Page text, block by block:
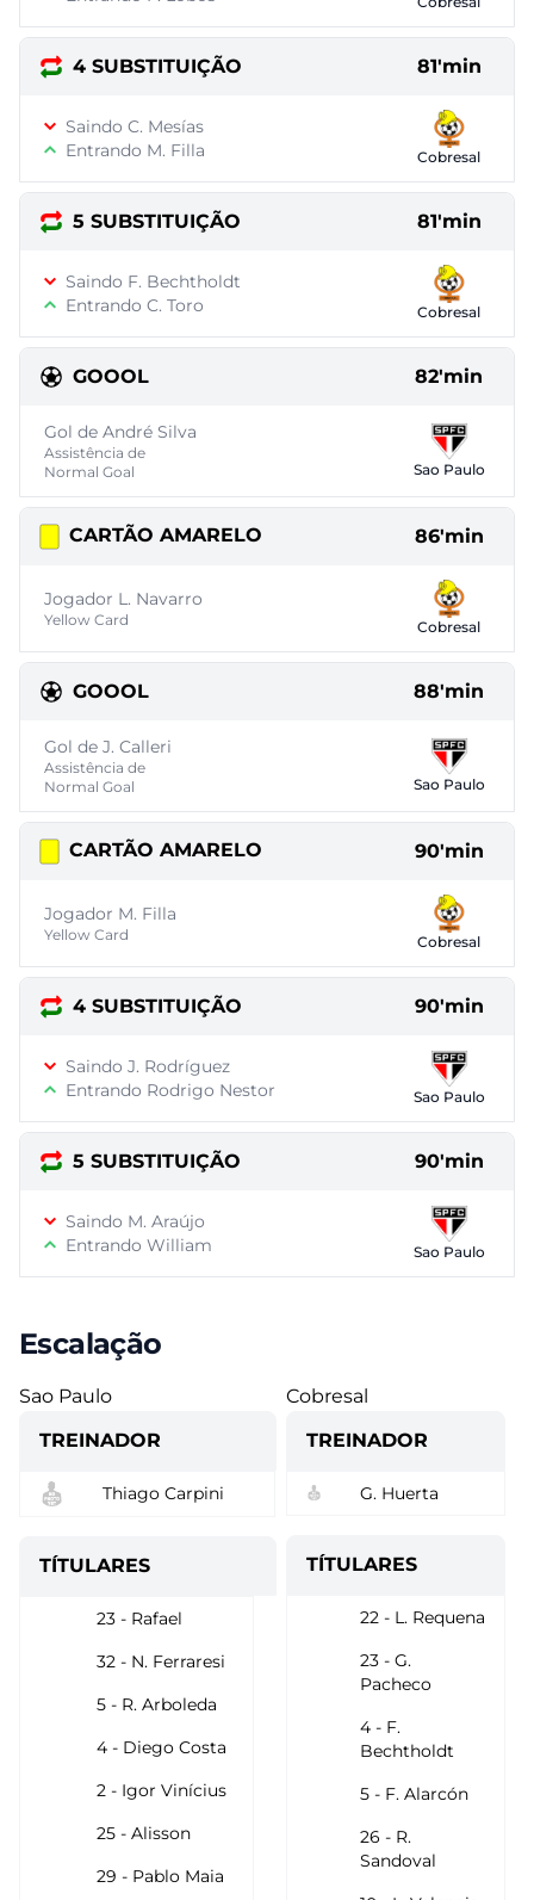
4 SUBSTITUIÇÃO 81'min
Saindo C. Mesías
Entrando M. Filla
Cobresal
5 SUBSTITUIÇÃO 81'min
Saindo F. Bechtholdt
Entrando C. Toro
Cobresal
GOOOL 82'min
Gol de André Silva
Assistência de
Normal Goal
Sao Paulo
CARTÃO AMARELO 86'min
Jogador L. Navarro
Yellow Card Cobresal
GOOOL 88'min
Gol de J. Calleri
Assistência de
Normal Goal
Sao Paulo
CARTÃO AMARELO 90'min
Jogador M. Filla
Yellow Card Cobresal
4 SUBSTITUIÇÃO 90'min
Saindo J. Rodríguez
Entrando Rodrigo Nestor
Sao Paulo
5 SUBSTITUIÇÃO 90'min
Saindo M. Araújo
Entrando William
Sao Paulo
Escalação
Sao Paulo
TREINADOR
Thiago Carpini
TÍTULARES
23 - Rafael
32 - N. Ferraresi
5 - R. Arboleda
4 - Diego Costa
2 - Igor Vinícius
25 - Alisson
29 - Pablo Maia
Cobresal
TREINADOR
G. Huerta
TÍTULARES
22 - L. Requena
23 - G.
Pacheco
4 - F.
Bechtholdt
5 - F. Alarcón
26 - R.
Sandoval